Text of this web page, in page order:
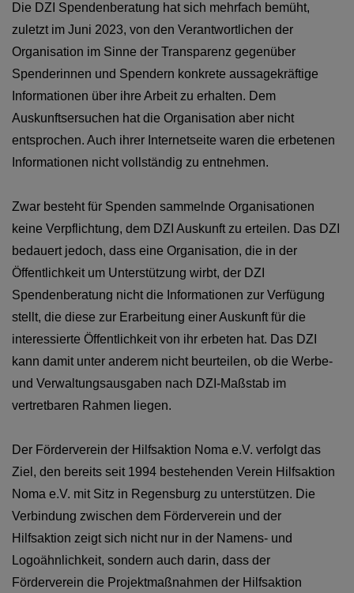
Die DZI Spendenberatung hat sich mehrfach bemüht,
zuletzt im Juni 2023, von den Verantwortlichen der
Organisation im Sinne der Transparenz gegenüber
Spenderinnen und Spendern konkrete aussagekräftige
Informationen über ihre Arbeit zu erhalten. Dem
Auskunftsersuchen hat die Organisation aber nicht
entsprochen. Auch ihrer Internetseite waren die erbetenen
Informationen nicht vollständig zu entnehmen.
Zwar besteht für Spenden sammelnde Organisationen
keine Verpflichtung, dem DZI Auskunft zu erteilen. Das DZI
bedauert jedoch, dass eine Organisation, die in der
Öffentlichkeit um Unterstützung wirbt, der DZI
Spendenberatung nicht die Informationen zur Verfügung
stellt, die diese zur Erarbeitung einer Auskunft für die
interessierte Öffentlichkeit von ihr erbeten hat. Das DZI
kann damit unter anderem nicht beurteilen, ob die Werbe-
und Verwaltungsausgaben nach DZI-Maßstab im
vertretbaren Rahmen liegen.
Der Förderverein der Hilfsaktion Noma e.V. verfolgt das
Ziel, den bereits seit 1994 bestehenden Verein Hilfsaktion
Noma e.V. mit Sitz in Regensburg zu unterstützen. Die
Verbindung zwischen dem Förderverein und der
Hilfsaktion zeigt sich nicht nur in der Namens- und
Logoähnlichkeit, sondern auch darin, dass der
Förderverein die Projektmaßnahmen der Hilfsaktion